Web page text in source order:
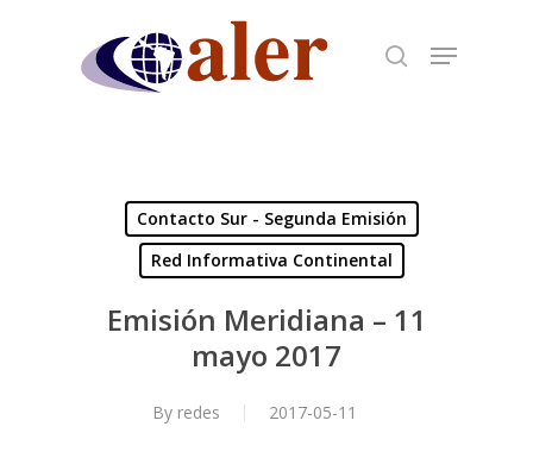
Contacto Sur - Segunda Emisión
Red Informativa Continental
Emisión Meridiana – 11
mayo 2017
By redes 2017-05-11